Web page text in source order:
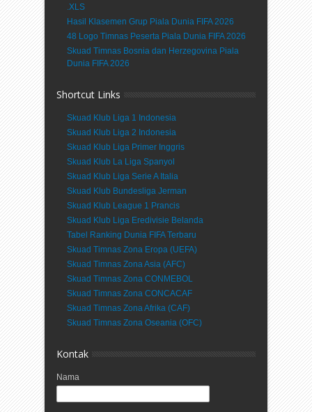
.XLS
Hasil Klasemen Grup Piala Dunia FIFA 2026
48 Logo Timnas Peserta Piala Dunia FIFA 2026
Skuad Timnas Bosnia dan Herzegovina Piala
Dunia FIFA 2026
Shortcut Links
Skuad Klub Liga 1 Indonesia
Skuad Klub Liga 2 Indonesia
Skuad Klub Liga Primer Inggris
Skuad Klub La Liga Spanyol
Skuad Klub Liga Serie A Italia
Skuad Klub Bundesliga Jerman
Skuad Klub League 1 Prancis
Skuad Klub Liga Eredivisie Belanda
Tabel Ranking Dunia FIFA Terbaru
Skuad Timnas Zona Eropa (UEFA)
Skuad Timnas Zona Asia (AFC)
Skuad Timnas Zona CONMEBOL
Skuad Timnas Zona CONCACAF
Skuad Timnas Zona Afrika (CAF)
Skuad Timnas Zona Oseania (OFC)
Kontak
Nama